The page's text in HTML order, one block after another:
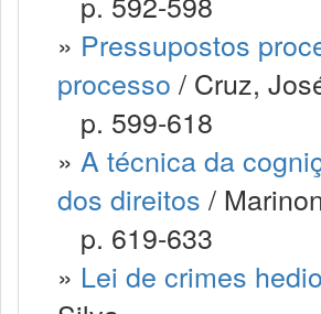
» Pressupostos
processo / Cruz,
p. 599-618
» A técnica da
dos direitos /
p. 619-633
» Lei de crimes